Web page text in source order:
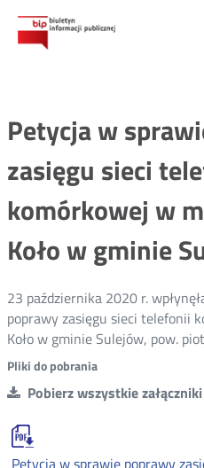
Petycja w
zasięgu sieci
komórkowej w
Koło w gminie
23 października 2020 r.
poprawy zasięgu sieci telefonii
Koło w gminie Sulejów, pow.
Pliki do pobrania
Pobierz wszystkie załączniki
Petycja w sprawie poprawy